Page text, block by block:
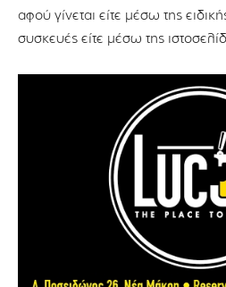
αφού γίνεται είτε μέσω της
συσκευές είτε μέσω της